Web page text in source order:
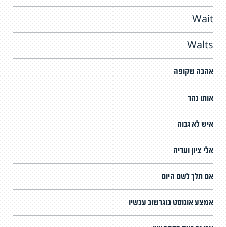
Wait
Walts
אהבה שקופה
אותו נהר
איש לא גבוה
אלי ציון ועריה
אם תלך לשם היום
אמצע אוגוסט בוגרשוב עכשיו